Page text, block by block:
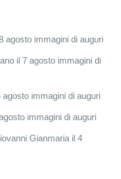
agosto immagini di auguri
il 7 agosto immagini di
immagini di auguri
immagini di auguri
Gianmaria il 4